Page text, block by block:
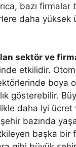
bazı firmalar
daha yüksek
sektör ve
etkilidir.
boya
gösterebilir.
daha iyi ücret
bazında
başka bir